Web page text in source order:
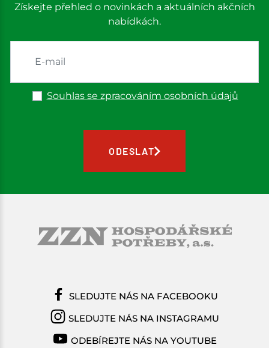
Získejte přehled o novinkách a aktuálních akčních
nabídkách.
Souhlas se zpracováním osobních údajů
ODESLAT
SLEDUJTE NÁS NA FACEBOOKU
SLEDUJTE NÁS NA INSTAGRAMU
ODEBÍREJTE NÁS NA YOUTUBE